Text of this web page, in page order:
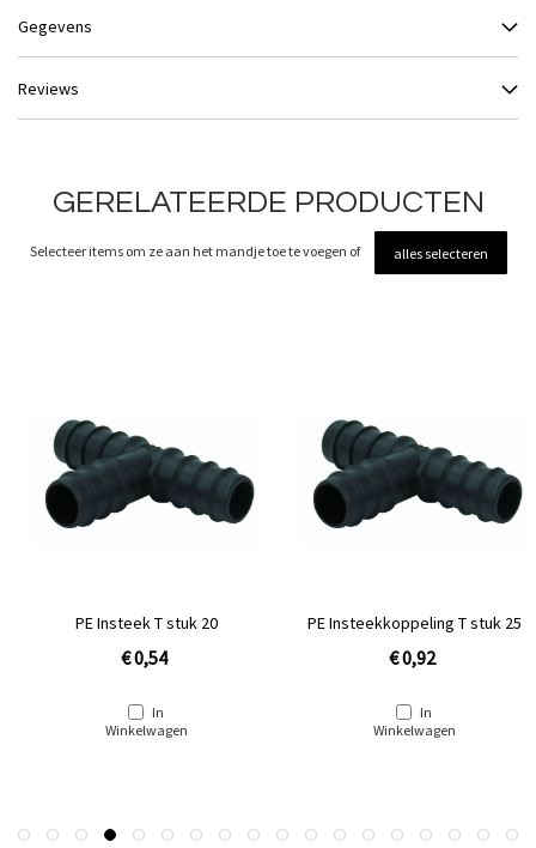
Gegevens
Reviews
GERELATEERDE PRODUCTEN
Selecteer items om ze aan het mandje toe te voegen of alles selecteren
PE Insteek T stuk 20
€ 0,54
In
Winkelwagen
PE Insteekkoppeling T stuk 25
€ 0,92
In
Winkelwagen